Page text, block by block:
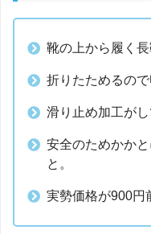
靴の上から履く長
折りたためるの
滑り止め加工がし
安全のためかか
と。
実勢価格が900円